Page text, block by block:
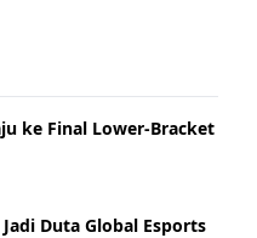
ke Final Lower-Bracket
Duta Global Esports